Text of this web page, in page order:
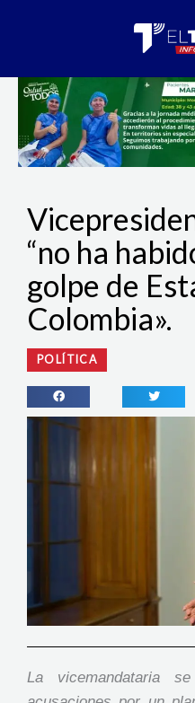
“no ha
golpe de
Colombia».
POLÍTICA
La vicemandataria